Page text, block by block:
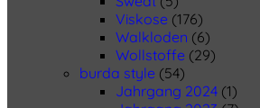
Viskose (176)
Walkloden (6)
Wollstoffe (29)
burda style (54)
Jahrgang 2024 (1)